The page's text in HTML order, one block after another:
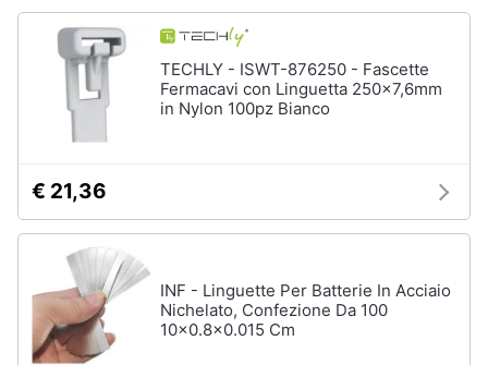
TECHLY - ISWT-876250 - Fascette
Fermacavi con Linguetta 250x7,6mm
in Nylon 100pz Bianco
€ 21,36
INF - Linguette Per Batterie In Acciaio
Nichelato, Confezione Da 100
10x0.8x0.015 Cm